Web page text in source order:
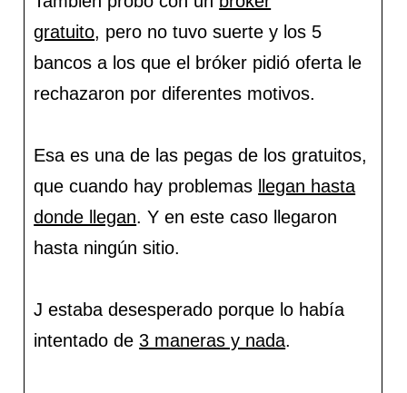
gratuito, pero no tuvo suerte y los 5
bancos a los que el bróker pidió oferta le
rechazaron por diferentes motivos.
Esa es una de las pegas de los gratuitos,
que cuando hay problemas
llegan hasta
donde llegan. Y en este caso llegaron
hasta ningún sitio.
J estaba desesperado porque lo había
intentado de3 maneras y nada.